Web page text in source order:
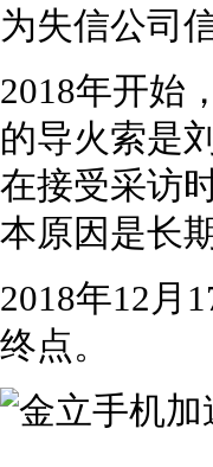
为失信公司
2018年开始
的导火索是
在接受采访
本原因是长
2018年12月
终点。